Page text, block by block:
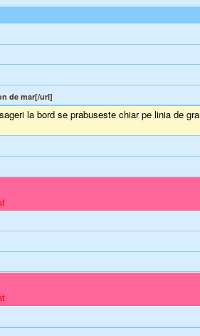
de mar[/url]
la bord se prabuseste chiar pe linia de